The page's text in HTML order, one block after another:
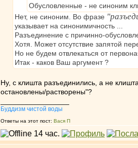
Обусловленные - не синоним
Нет, не синоним. Во фразе
указывает на синонимичность ...
Разъединение с причинно-
Хотя. Может отсутствие запятой
Но не будем отвлекаться от
Итак - каков Ваш аргумент ?
Ну, с клишта разъединились, а не
остановлены/растворены"?
Буддизм чистой воды
Ответы на этот пост: Вася П